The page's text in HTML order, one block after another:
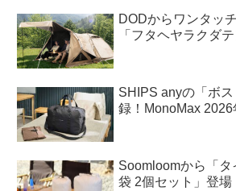
DODからワンタッ
「フタヘヤラクダ
SHIPS anyの「ボ
録！MonoMax
Soomloomから「
袋 2個セット」登場